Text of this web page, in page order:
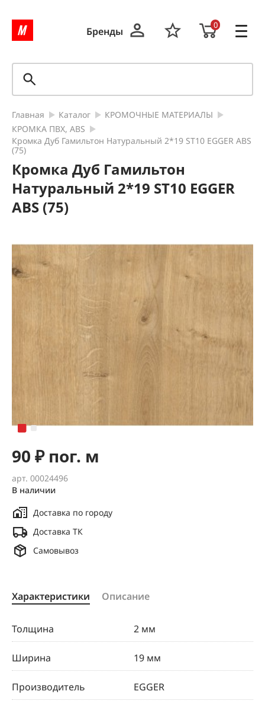
Бренды
0
Главная Каталог
КРОМОЧНЫЕ МАТЕРИАЛЫ
КРОМКА ПВХ, ABS
Кромка Дуб Гамильтон Натуральный 2*19 SТ10 EGGER ABS
(75)
Кромка Дуб Гамильтон
Натуральный 2*19 SТ10 EGGER
ABS (75)
арт. 00024496
В наличии
Доставка по городу
Доставка ТК
Самовывоз
90 ₽ пог. м
Характеристики Описание
Толщина 2 мм
Ширина 19 мм
Производитель EGGER